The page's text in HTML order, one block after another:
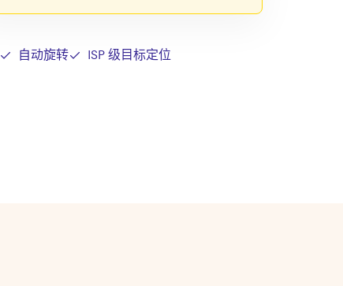
自动旋转
ISP 级目标定位